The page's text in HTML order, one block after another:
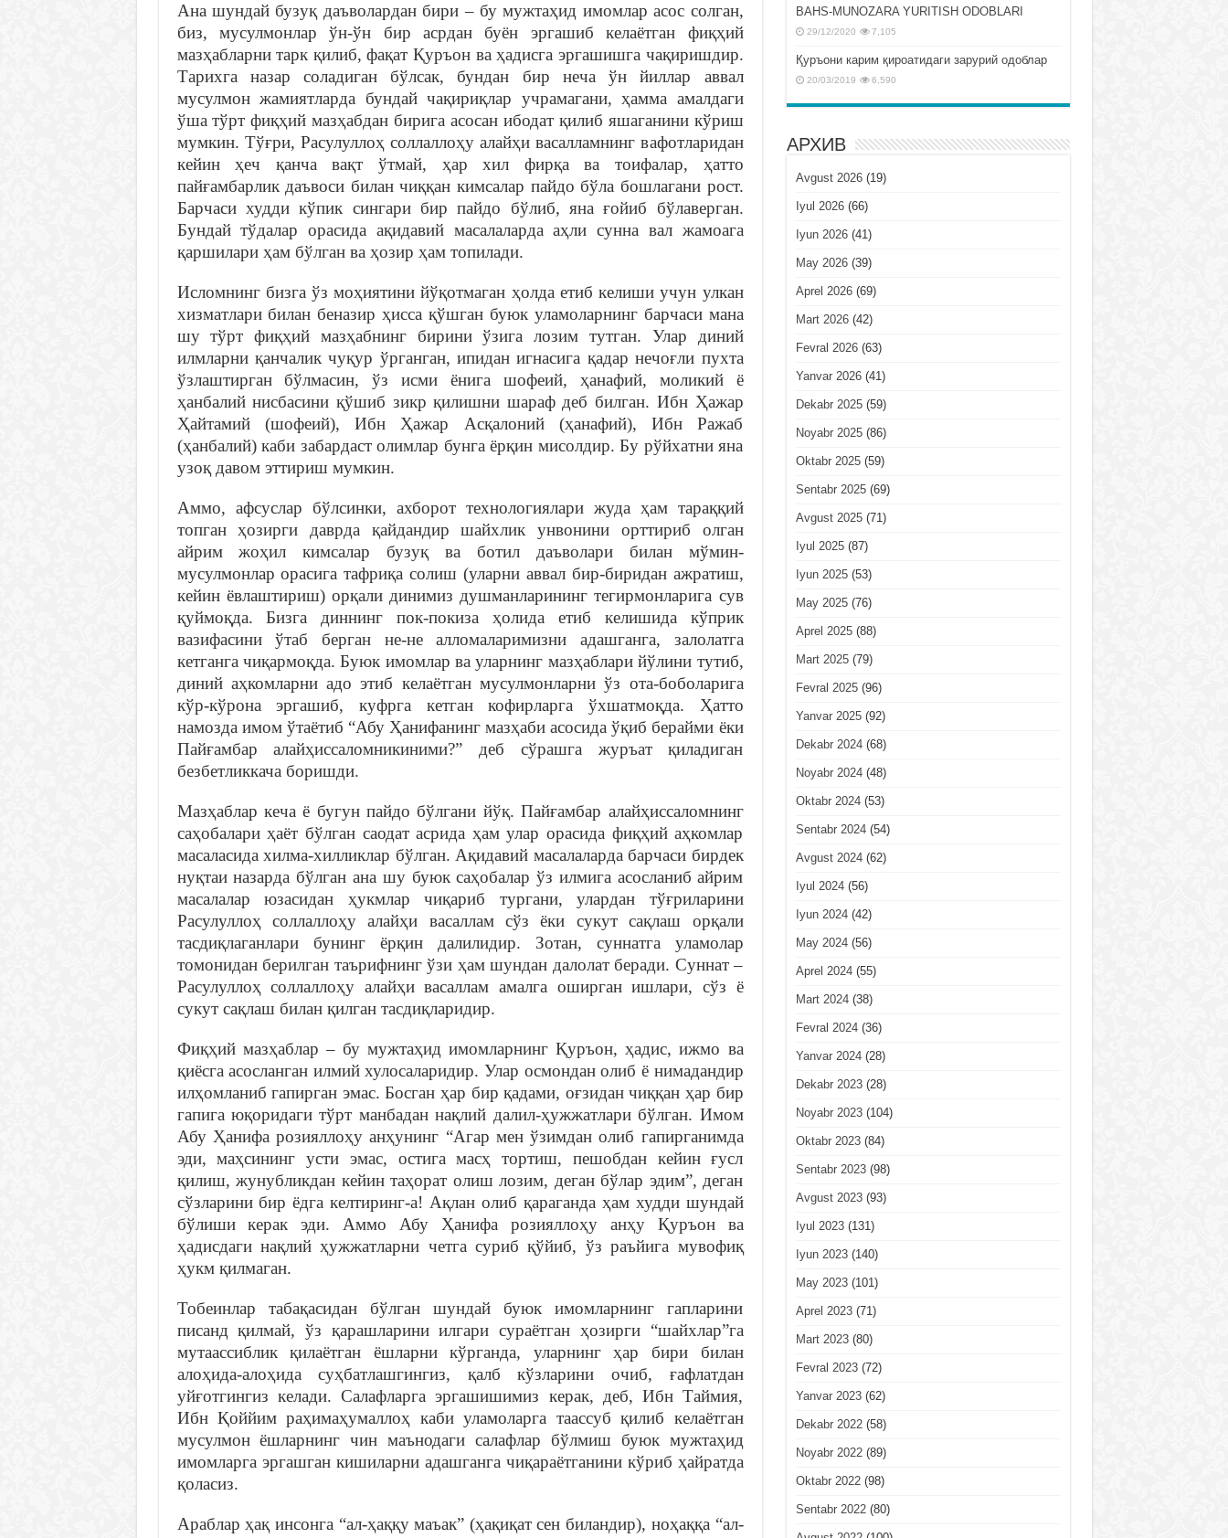
Ана шундай бузуқ даъволардан бири – бу мужтаҳид имомлар асос солган,
биз, мусулмонлар ўн-ўн бир асрдан буён эргашиб келаётган фиқҳий
мазҳабларни тарк қилиб, фақат Қуръон ва ҳадисга эргашишга чақиришдир.
Тарихга назар соладиган бўлсак, бундан бир неча ўн йиллар аввал
мусулмон жамиятларда бундай чақириқлар учрамагани, ҳамма амалдаги
ўша тўрт фиқҳий мазҳабдан бирига асосан ибодат қилиб яшаганини кўриш
мумкин. Тўғри, Расулуллоҳ соллаллоҳу алайҳи васалламнинг вафотларидан
кейин ҳеч қанча вақт ўтмай, ҳар хил фирқа ва тоифалар, ҳатто
пайғамбарлик даъвоси билан чиққан кимсалар пайдо бўла бошлагани рост.
Барчаси худди кўпик сингари бир пайдо бўлиб, яна ғойиб бўлаверган.
Бундай тўдалар орасида ақидавий масалаларда аҳли сунна вал жамоага
қаршилари ҳам бўлган ва ҳозир ҳам топилади.
Исломнинг бизга ўз моҳиятини йўқотмаган ҳолда етиб келиши учун улкан
хизматлари билан беназир ҳисса қўшган буюк уламоларнинг барчаси мана
шу тўрт фиқҳий мазҳабнинг бирини ўзига лозим тутган. Улар диний
илмларни қанчалик чуқур ўрганган, ипидан игнасига қадар нечоғли пухта
ўзлаштирган бўлмасин, ўз исми ёнига шофеий, ҳанафий, моликий ё
ҳанбалий нисбасини қўшиб зикр қилишни шараф деб билган. Ибн Ҳажар
Ҳайтамий (шофеий), Ибн Ҳажар Асқалоний (ҳанафий), Ибн Ражаб
(ҳанбалий) каби забардаст олимлар бунга ёрқин мисолдир. Бу рўйхатни яна
узоқ давом эттириш мумкин.
Аммо, афсуслар бўлсинки, ахборот технологиялари жуда ҳам тараққий
топган ҳозирги даврда қайдандир шайхлик унвонини орттириб олган
айрим жоҳил кимсалар бузуқ ва ботил даъволари билан мўмин-
мусулмонлар орасига тафриқа солиш (уларни аввал бир-биридан ажратиш,
кейин ёвлаштириш) орқали динимиз душманларининг тегирмонларига сув
қуймоқда. Бизга диннинг пок-покиза ҳолида етиб келишида кўприк
вазифасини ўтаб берган не-не алломаларимизни адашганга, залолатга
кетганга чиқармоқда. Буюк имомлар ва уларнинг мазҳаблари йўлини тутиб,
диний аҳкомларни адо этиб келаётган мусулмонларни ўз ота-боболарига
кўр-кўрона эргашиб, куфрга кетган кофирларга ўхшатмоқда. Ҳатто
намозда имом ўтаётиб “Абу Ҳанифанинг мазҳаби асосида ўқиб берайми ёки
Пайғамбар алайҳиссаломникиними?” деб сўрашга журъат қиладиган
безбетликкача боришди.
Мазҳаблар кеча ё бугун пайдо бўлгани йўқ. Пайғамбар алайҳиссаломнинг
саҳобалари ҳаёт бўлган саодат асрида ҳам улар орасида фиқҳий аҳкомлар
масаласида хилма-хилликлар бўлган. Ақидавий масалаларда барчаси бирдек
нуқтаи назарда бўлган ана шу буюк саҳобалар ўз илмига асосланиб айрим
масалалар юзасидан ҳукмлар чиқариб тургани, улардан тўғриларини
Расулуллоҳ соллаллоҳу алайҳи васаллам сўз ёки сукут сақлаш орқали
тасдиқлаганлари бунинг ёрқин далилидир. Зотан, суннатга уламолар
томонидан берилган таърифнинг ўзи ҳам шундан далолат беради. Суннат –
Расулуллоҳ соллаллоҳу алайҳи васаллам амалга оширган ишлари, сўз ё
сукут сақлаш билан қилган тасдиқларидир.
Фиқҳий мазҳаблар – бу мужтаҳид имомларнинг Қуръон, ҳадис, ижмо ва
қиёсга асосланган илмий хулосаларидир. Улар осмондан олиб ё нимадандир
илҳомланиб гапирган эмас. Босган ҳар бир қадами, оғзидан чиққан ҳар бир
гапига юқоридаги тўрт манбадан нақлий далил-ҳужжатлари бўлган. Имом
Абу Ҳанифа розияллоҳу анҳунинг “Агар мен ўзимдан олиб гапирганимда
эди, маҳсининг усти эмас, остига масҳ тортиш, пешобдан кейин ғусл
қилиш, жунубликдан кейин таҳорат олиш лозим, деган бўлар эдим”, деган
сўзларини бир ёдга келтиринг-а! Ақлан олиб қараганда ҳам худди шундай
бўлиши керак эди. Аммо Абу Ҳанифа розияллоҳу анҳу Қуръон ва
ҳадисдаги нақлий ҳужжатларни четга суриб қўйиб, ўз раъйига мувофиқ
ҳукм қилмаган.
Тобеинлар табақасидан бўлган шундай буюк имомларнинг гапларини
писанд қилмай, ўз қарашларини илгари сураётган ҳозирги “шайхлар”га
мутаассиблик қилаётган ёшларни кўрганда, уларнинг ҳар бири билан
алоҳида-алоҳида суҳбатлашгингиз, қалб кўзларини очиб, ғафлатдан
уйғотгингиз келади. Салафларга эргашишимиз керак, деб, Ибн Таймия,
Ибн Қоййим раҳимаҳумаллоҳ каби уламоларга таассуб қилиб келаётган
мусулмон ёшларнинг чин маънодаги салафлар бўлмиш буюк мужтаҳид
имомларга эргашган кишиларни адашганга чиқараётганини кўриб ҳайратда
қоласиз.
Араблар ҳақ инсонга “ал-ҳаққу маъак” (ҳақиқат сен биландир), ноҳаққа “ал-
BAHS-MUNOZARA YURITISH ODOBLARI
29/12/2020 7,105
Қуръони карим қироатидаги зарурий одоблар
20/03/2019 6,590
АРХИВ
Avgust 2026(19)
Iyul 2026(66)
Iyun 2026(41)
May 2026(39)
Aprel 2026(69)
Mart 2026(42)
Fevral 2026(63)
Yanvar 2026(41)
Dekabr 2025(59)
Noyabr 2025(86)
Oktabr 2025(59)
Sentabr 2025(69)
Avgust 2025(71)
Iyul 2025(87)
Iyun 2025(53)
May 2025(76)
Aprel 2025(88)
Mart 2025(79)
Fevral 2025(96)
Yanvar 2025(92)
Dekabr 2024(68)
Noyabr 2024(48)
Oktabr 2024(53)
Sentabr 2024(54)
Avgust 2024(62)
Iyul 2024(56)
Iyun 2024(42)
May 2024(56)
Aprel 2024(55)
Mart 2024(38)
Fevral 2024(36)
Yanvar 2024(28)
Dekabr 2023(28)
Noyabr 2023(104)
Oktabr 2023(84)
Sentabr 2023(98)
Avgust 2023(93)
Iyul 2023(131)
Iyun 2023(140)
May 2023(101)
Aprel 2023(71)
Mart 2023(80)
Fevral 2023(72)
Yanvar 2023(62)
Dekabr 2022(58)
Noyabr 2022(89)
Oktabr 2022(98)
Sentabr 2022(80)